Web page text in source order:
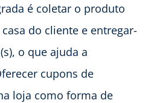
é coletar o produto
do cliente e entregar-
o que ajuda a
cupons de
loja como forma de